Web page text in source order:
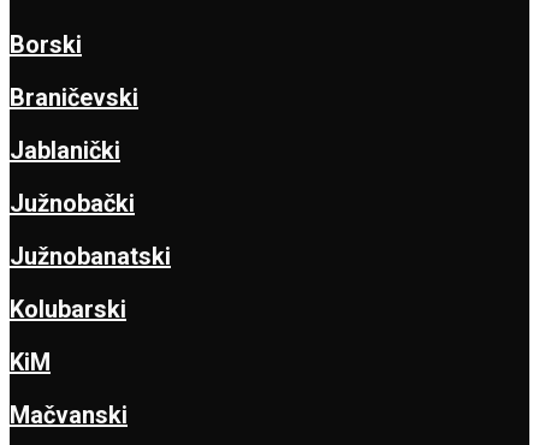
Borski
Braničevski
Jablanički
Južnobački
Južnobanatski
Kolubarski
KiM
Mačvanski